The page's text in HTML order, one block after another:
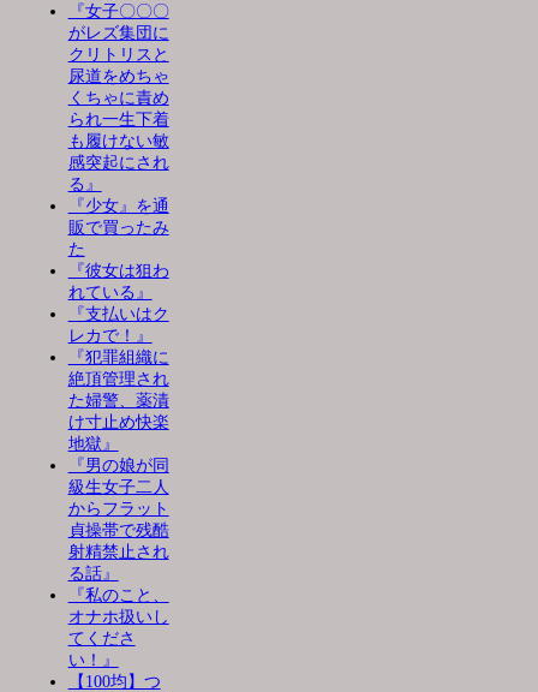
『女子〇〇〇
がレズ集団に
クリトリスと
尿道をめちゃ
くちゃに責め
られ一生下着
も履けない敏
感突起にされ
る』
『少女』を通
販で買ったみ
た
『彼女は狙わ
れている』
『支払いはク
レカで！』
『犯罪組織に
絶頂管理され
た婦警、薬漬
け寸止め快楽
地獄』
『男の娘が同
級生女子二人
からフラット
貞操帯で残酷
射精禁止され
る話』
『私のこと、
オナホ扱いし
てくださ
い！』
【100均】つ